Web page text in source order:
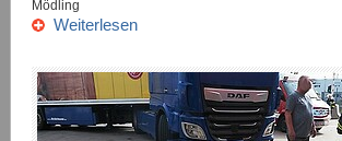
Mödling
Weiterlesen